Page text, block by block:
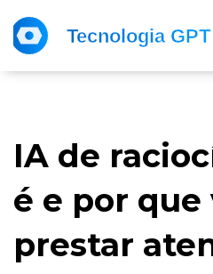
IA de
é e por que
prestar